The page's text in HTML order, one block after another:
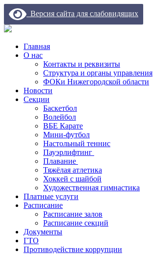
Версия сайта для слабовидящих
Главная
О нас
Контакты и реквизиты
Структура и органы управления
ФОКи Нижегородской области
Новости
Секции
Баскетбол
Волейбол
ВБЕ Карате
Мини-футбол
Настольный теннис
Пауэрлифтинг
Плавание
Тяжёлая атлетика
Хоккей с шайбой
Художественная гимнастика
Платные услуги
Расписание
Расписание залов
Расписание секций
Документы
ГТО
Противодействие коррупции